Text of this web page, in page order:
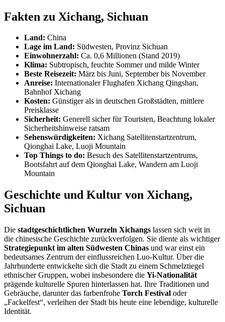
Fakten zu Xichang, Sichuan
Land: China
Lage im Land: Südwesten, Provinz Sichuan
Einwohnerzahl: Ca. 0,6 Millionen (Stand 2019)
Klima: Subtropisch, feuchte Sommer und milde Winter
Beste Reisezeit: März bis Juni, September bis November
Anreise: Internationaler Flughafen Xichang Qingshan,
Bahnhof Xichang
Kosten: Günstiger als in deutschen Großstädten, mittlere
Preisklasse
Sicherheit: Generell sicher für Touristen, Beachtung lokaler
Sicherheitshinweise ratsam
Sehenswürdigkeiten: Xichang Satellitenstartzentrum,
Qionghai Lake, Luoji Mountain
Top Things to do: Besuch des Satellitenstartzentrums,
Bootsfahrt auf dem Qionghai Lake, Wandern am Luoji
Mountain
Geschichte und Kultur von Xichang,
Sichuan
Die stadtgeschichtlichen Wurzeln Xichangs lassen sich weit in
die chinesische Geschichte zurückverfolgen. Sie diente als wichtiger
Strategiepunkt im alten Südwesten Chinas und war einst ein
bedeutsames Zentrum der einflussreichen Luo-Kultur. Über die
Jahrhunderte entwickelte sich die Stadt zu einem Schmelztiegel
ethnischer Gruppen, wobei insbesondere die Yi-Nationalität
prägende kulturelle Spuren hinterlassen hat. Ihre Traditionen und
Gebräuche, darunter das farbenfrohe Torch Festival oder
„Fackelfest“, verleihen der Stadt bis heute eine lebendige, kulturelle
Identität.